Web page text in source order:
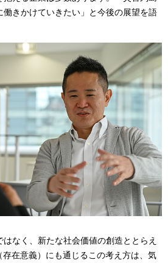
きかけていきたい」と今後の展望を語
なく、新たな社会価値の創造ととらえ
在意義）にも通じるこの考え方は、気